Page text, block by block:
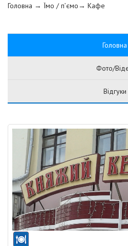
Головна → Їмо / п’ємо→ Кафе
Головна
Фото/
Відгуки